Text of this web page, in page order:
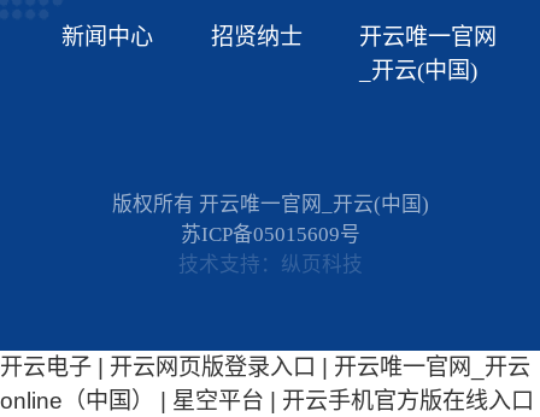
新闻中心 招贤纳士
开云唯一官网
_开云(中国)
版权所有 开云唯一官网_开云(中国)
苏ICP备05015609号
技术支持：纵页科技
开云电子 开云网页版登录入口
开云唯一官网_开云
online（中国）
星空平台 开云手机官方版在线入口